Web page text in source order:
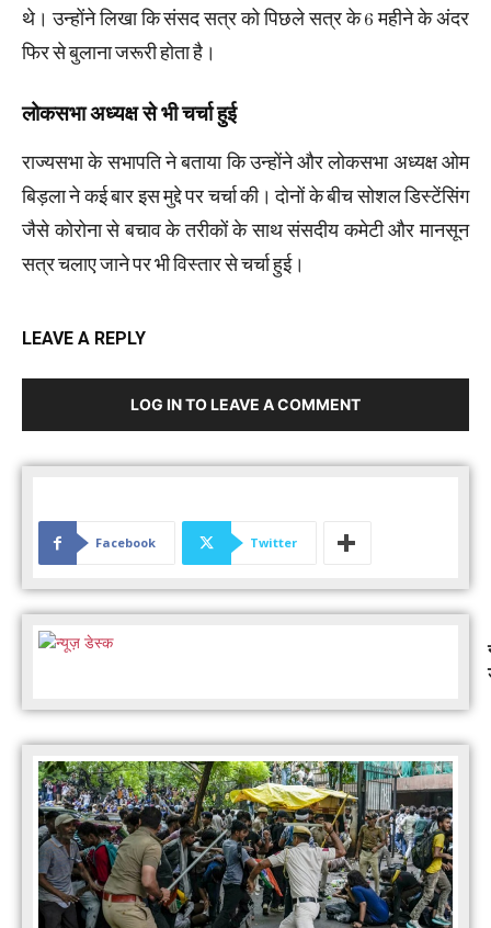
थे। उन्होंने लिखा कि संसद सत्र को पिछले सत्र के 6 महीने के अंदर
फिर से बुलाना जरूरी होता है।
लोकसभा अध्यक्ष से भी चर्चा हुई
राज्यसभा के सभापति ने बताया कि उन्होंने और लोकसभा अध्यक्ष ओम
बिड़ला ने कई बार इस मुद्दे पर चर्चा की। दोनों के बीच सोशल डिस्टेंसिंग
जैसे कोरोना से बचाव के तरीकों के साथ संसदीय कमेटी और मानसून
सत्र चलाए जाने पर भी विस्तार से चर्चा हुई।
LEAVE A REPLY
LOG IN TO LEAVE A COMMENT
Facebook Twitter